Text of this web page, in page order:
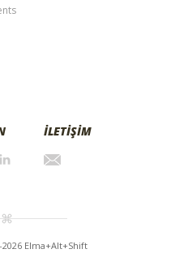
İLETİŞİM
Elma+Alt+Shift